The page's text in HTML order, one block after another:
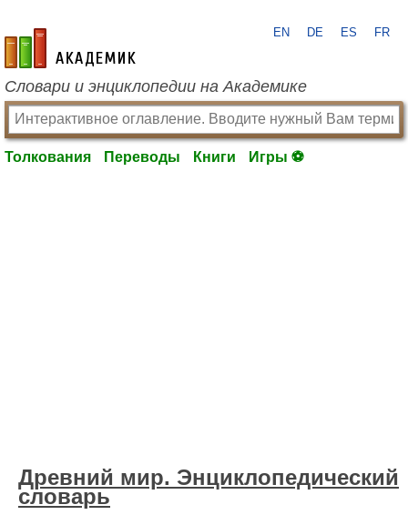
academic.ru
EN DE ES FR
Словари и энциклопедии на Академике
Толкования Переводы Книги Игры ⚽
Древний мир. Энциклопедический
словарь